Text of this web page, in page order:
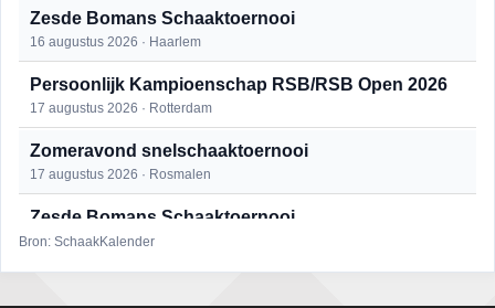
Zesde Bomans Schaaktoernooi
16 augustus 2026 · Haarlem
Persoonlijk Kampioenschap RSB/RSB Open 2026
17 augustus 2026 · Rotterdam
Zomeravond snelschaaktoernooi
17 augustus 2026 · Rosmalen
Zesde Bomans Schaaktoernooi
17 augustus 2026 · Haarlem
Bron: SchaakKalender